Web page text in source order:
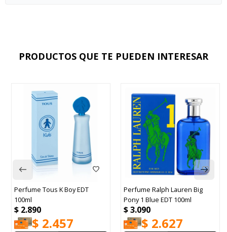
PRODUCTOS QUE TE PUEDEN INTERESAR
Perfume Tous K Boy EDT
100ml
$ 2.890
$ 2.457
Perfume Ralph Lauren Big
Pony 1 Blue EDT 100ml
$3.090
$ 2.627